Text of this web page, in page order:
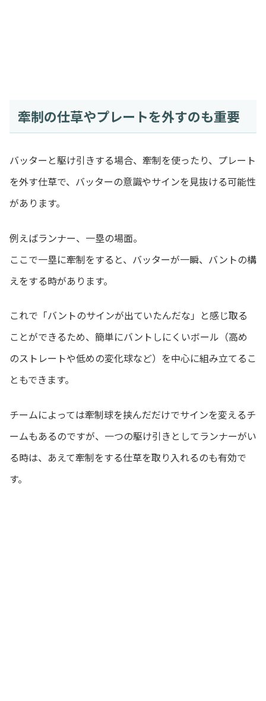
牽制の仕草やプレートを外すのも重要
バッターと駆け引きする場合、牽制を使ったり、プレート
を外す仕草で、バッターの意識やサインを見抜ける可能性
があります。
例えばランナー、一塁の場面。
ここで一塁に牽制をすると、バッターが一瞬、バントの構
えをする時があります。
これで「バントのサインが出ていたんだな」と感じ取る
ことができるため、簡単にバントしにくいボール（高め
のストレートや低めの変化球など）を中心に組み立てるこ
ともできます。
チームによっては牽制球を挟んだだけでサインを変えるチ
ームもあるのですが、一つの駆け引きとしてランナーがい
る時は、あえて牽制をする仕草を取り入れるのも有効で
す。